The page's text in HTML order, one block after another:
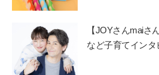
【JOYさんmaiさ
など子育てインタ